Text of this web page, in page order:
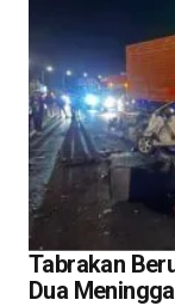
Tabrakan
Dua